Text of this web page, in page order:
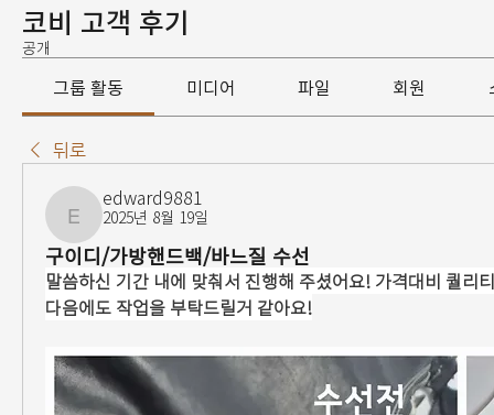
코비 고객 후기
공개
그룹 활동 미디어 파일 회원
뒤로
edward9881
edward9881
2025년 8월 19일
구이디/가방핸드백/바느질 수선
말씀하신 기간 내에 맞춰서 진행해 주셨어요! 가격대비 퀄리
다음에도 작업을 부탁드릴거 같아요!